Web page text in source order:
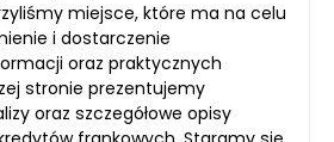
miejsce, które ma na celu
i dostarczenie
oraz praktycznych
stronie prezentujemy
oraz szczegółowe opisy